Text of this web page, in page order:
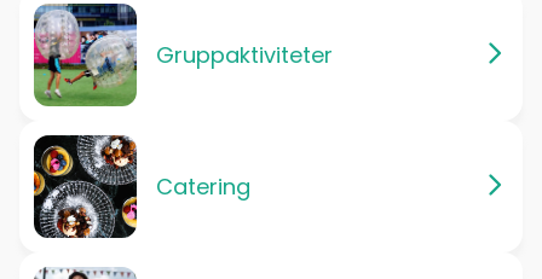
Gruppaktiviteter
Catering